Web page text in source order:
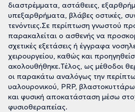
διαστρέμματα, αστάθειες,
υπεξαρθρήματα, βλάβες οστικές,
τενόντιες.Σε περίπτωση γνωστού
παρακαλείται ο ασθενής να
σχετικές εξετάσεις ή έγγραφα
χειρουργείου, καθώς και
ακολουθήθηκε.Τέλος, ως μέθοδοι
οι παρακάτω αναλόγως την
υαλουρονικού, PRP,
και φυσική αποκατάσταση μέσω
φυσιοθεραπείας.